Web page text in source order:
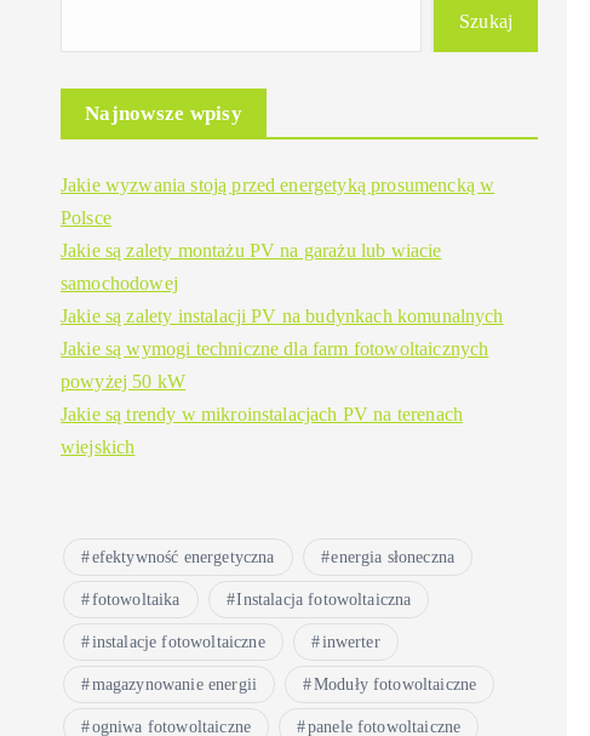
Szukaj
Najnowsze wpisy
Jakie wyzwania stoją przed energetyką prosumencką w
Polsce
Jakie są zalety montażu PV na garażu lub wiacie
samochodowej
Jakie są zalety instalacji PV na budynkach komunalnych
Jakie są wymogi techniczne dla farm fotowoltaicznych
powyżej 50 kW
Jakie są trendy w mikroinstalacjach PV na terenach
wiejskich
efektywność energetyczna energia słoneczna
fotowoltaika Instalacja fotowoltaiczna
instalacje fotowoltaiczne inwerter
magazynowanie energii Moduły fotowoltaiczne
ogniwa fotowoltaiczne panele fotowoltaiczne